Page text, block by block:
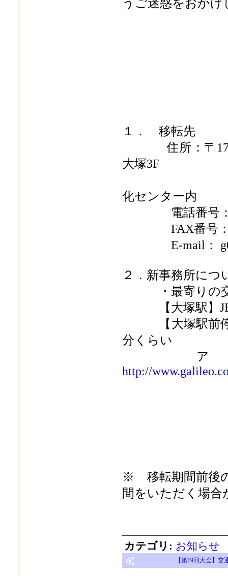
うご迷惑をおか
１． 移転先
住所：〒170-
大塚3F
化センター内
電話番号：
FAX番号：
E-mail：
２．新事務所につ
・最寄りの交
【大塚駅】JR
【大塚駅前停
分くらい
アク
http://
※ 移転期間前後
間をいただく場
カテゴリ : お知らせ
【第19回大会】交